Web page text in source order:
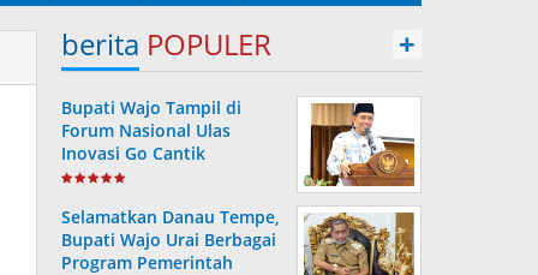
berita POPULER +
Bupati Wajo Tampil di
Forum Nasional Ulas
Inovasi Go Cantik
Tanggulangi Infeksi
Selamatkan Danau Tempe,
Bupati Wajo Urai Berbagai
Program Pemerintah